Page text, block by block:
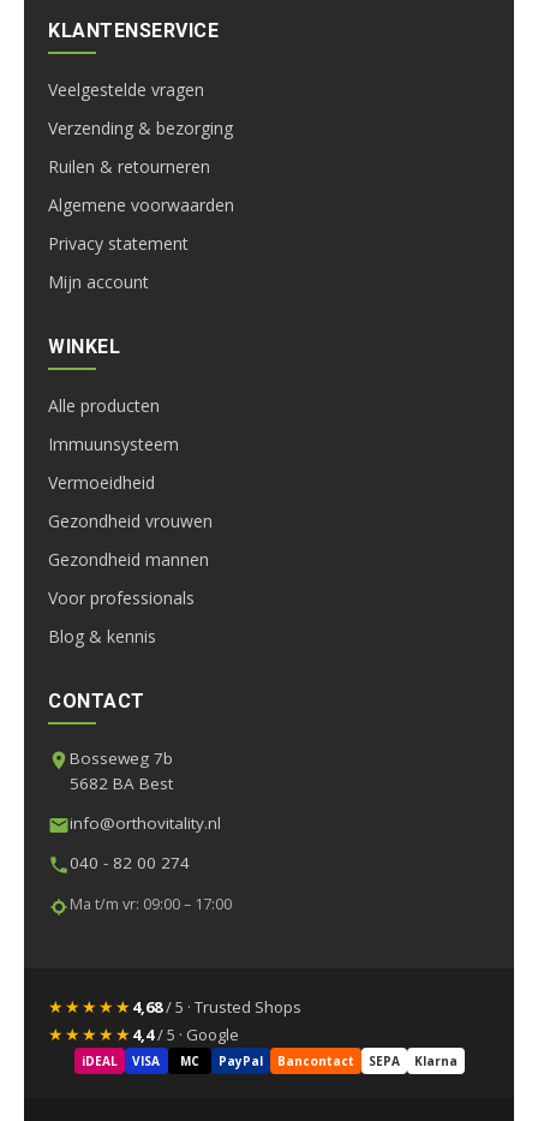
KLANTENSERVICE
Veelgestelde vragen
Verzending & bezorging
Ruilen & retourneren
Algemene voorwaarden
Privacy statement
Mijn account
WINKEL
Alle producten
Immuunsysteem
Vermoeidheid
Gezondheid vrouwen
Gezondheid mannen
Voor professionals
Blog & kennis
CONTACT
Bosseweg 7b
5682 BA Best
info@orthovitality.nl
040 - 82 00 274
Ma t/m vr: 09:00 – 17:00
★★★★★4,68/ 5 · Trusted Shops
★★★★★4,4/ 5 · Google
iDEAL VISA MC PayPal Bancontact SEPA Klarna